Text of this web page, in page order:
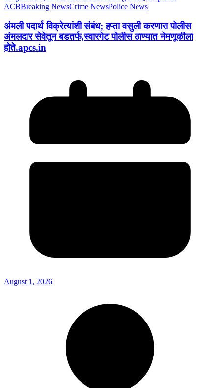
ACBBreaking NewsCrime NewsPolice News
अंमली पदार्थ विक्रेत्यांशी संबंध; हप्ता वसुली करणारा पोलीस
अंमलदार सेवेतून बडतर्फ,स्वारगेट पोलीस ठाण्यात नेमणूकीला
होते.apcs.in
August 1, 2026